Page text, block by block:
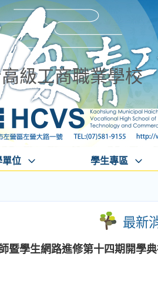
級工商職業學校
單位 學生專區
最新
暨學生網路進修第十四期開學